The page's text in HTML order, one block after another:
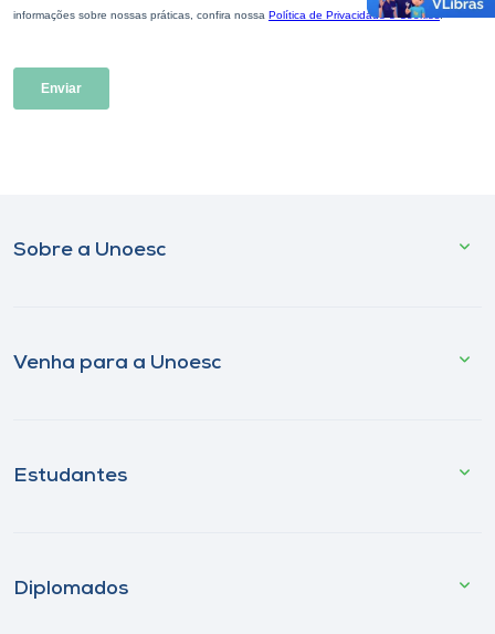
Sobre a Unoesc
Venha para a Unoesc
Estudantes
Diplomados